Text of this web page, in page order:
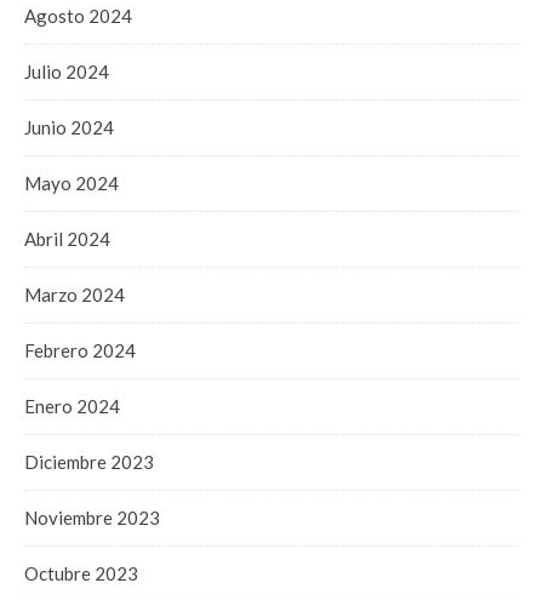
Agosto 2024
Julio 2024
Junio 2024
Mayo 2024
Abril 2024
Marzo 2024
Febrero 2024
Enero 2024
Diciembre 2023
Noviembre 2023
Octubre 2023